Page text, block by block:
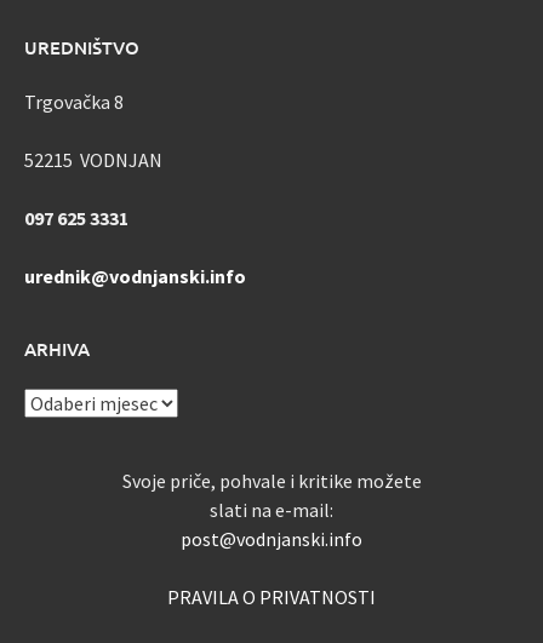
UREDNIŠTVO
Trgovačka 8
52215 VODNJAN
097 625 3331
urednik@vodnjanski.info
ARHIVA
ARHIVA
Svoje priče, pohvale i kritike možete
slati na e-mail:
post@vodnjanski.info
PRAVILA O PRIVATNOSTI